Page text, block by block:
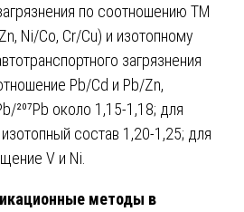
по соотношению ТМ
Ni/Co, Cr/Cu) и изотопному
загрязнения
Pb/Cd и Pb/Zn,
²⁰⁷Pb около 1,15-1,18; для
состав 1,20-1,25; для
V и Ni.
методы в